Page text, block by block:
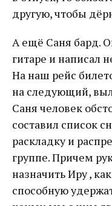
другую, чтобы
А ещё Саня бард.
гитаре и написал
На наш рейс
на следующий,
Саня человек
составил список
раскладку и
группе. Причем
назначить Иру ,
способную